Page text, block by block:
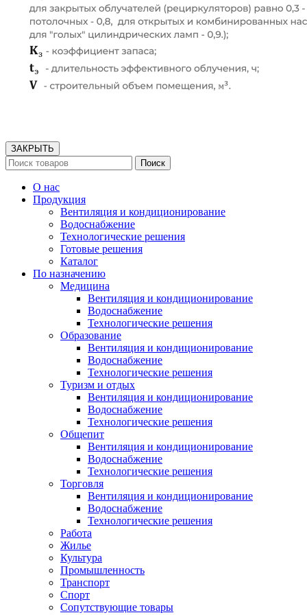
ЗАКРЫТЬ
Поиск
О нас
Продукция
Вентиляция и кондиционирование
Водоснабжение
Технологические решения
Готовые решения
Каталог
По назначению
Медицина
Вентиляция и кондиционирование
Водоснабжение
Технологические решения
Образование
Вентиляция и кондиционирование
Водоснабжение
Технологические решения
Туризм и отдых
Вентиляция и кондиционирование
Водоснабжение
Технологические решения
Общепит
Вентиляция и кондиционирование
Водоснабжение
Технологические решения
Торговля
Вентиляция и кондиционирование
Водоснабжение
Технологические решения
Работа
Жилье
Культура
Промышленность
Транспорт
Спорт
Сопутствующие товары